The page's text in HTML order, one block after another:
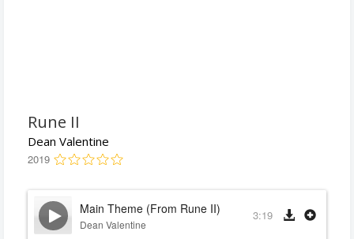
Rune II
Dean Valentine
2019
Main Theme (From Rune II)
Dean Valentine
3:19